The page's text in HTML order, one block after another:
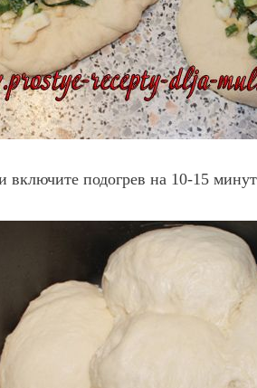
включите подогрев на 10-15